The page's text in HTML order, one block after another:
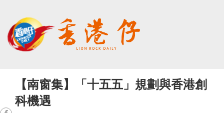
【南窗集】「十五五」規劃與香港創
科機遇